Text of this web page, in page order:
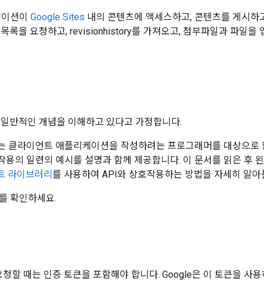
션이 Google Sites 내의 콘텐츠에 액세스하고, 콘텐츠를 게시하
목록을 요청하고, revisionhistory를 가져오고, 첨부파일과 파일을
반적인 개념을 이해하고 있다고 가정합니다.
클라이언트 애플리케이션을 작성하려는 프로그래머를 대상으로
용의 일련의 예시를 설명과 함께 제공합니다. 이 문서를 읽은 후
라이브러리 를 사용하여 API와 상호작용하는 방법을 자세히 알아
확인하세요.
청할 때는 인증 토큰을 포함해야 합니다. Google은 이 토큰을 사